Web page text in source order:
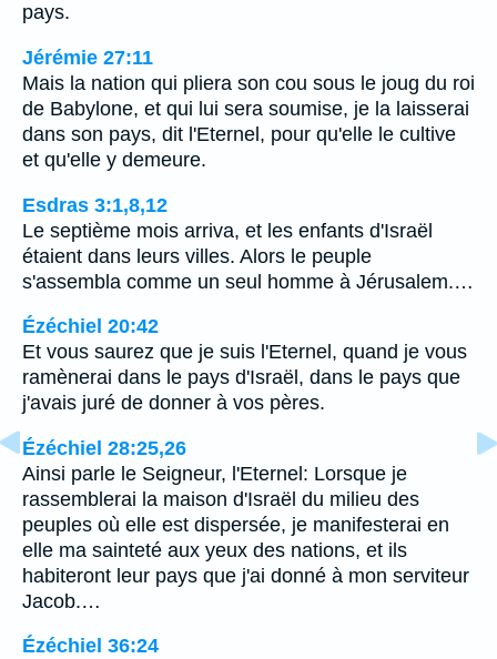
pays.
Jérémie 27:11
Mais la nation qui pliera son cou sous le joug du roi
de Babylone, et qui lui sera soumise, je la laisserai
dans son pays, dit l'Eternel, pour qu'elle le cultive
et qu'elle y demeure.
Esdras 3:1,8,12
Le septième mois arriva, et les enfants d'Israël
étaient dans leurs villes. Alors le peuple
s'assembla comme un seul homme à Jérusalem.…
Ézéchiel 20:42
Et vous saurez que je suis l'Eternel, quand je vous
ramènerai dans le pays d'Israël, dans le pays que
j'avais juré de donner à vos pères.
Ézéchiel 28:25,26
Ainsi parle le Seigneur, l'Eternel: Lorsque je
rassemblerai la maison d'Israël du milieu des
peuples où elle est dispersée, je manifesterai en
elle ma sainteté aux yeux des nations, et ils
habiteront leur pays que j'ai donné à mon serviteur
Jacob.…
Ézéchiel 36:24